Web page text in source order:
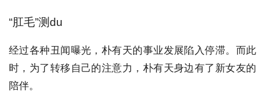
“肛毛”测du
经过各种丑闻曝光，朴有天的事业发展陷入停滞。而此
时，为了转移自己的注意力，朴有天身边有了新女友的
陪伴。